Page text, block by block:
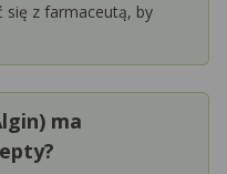
się z farmaceutą, by
ma